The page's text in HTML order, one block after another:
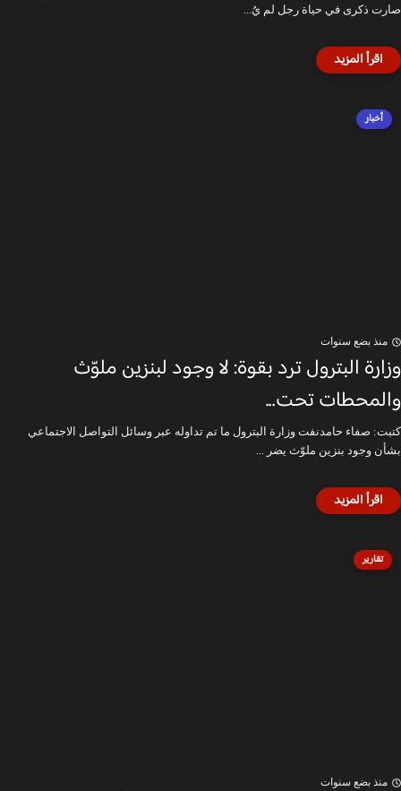
صارت ذكرى في حياة رجل لم يُ...
أخبار
منذ بضع سنوات
وزارة البترول ترد بقوة: لا وجود لبنزين ملوّث
والمحطات تحت...
كتبت: صفاء حامدنفت وزارة البترول ما تم تداوله عبر وسائل التواصل الاجتماعي
بشأن وجود بنزين ملوّث يضر ...
تقارير
منذ بضع سنوات